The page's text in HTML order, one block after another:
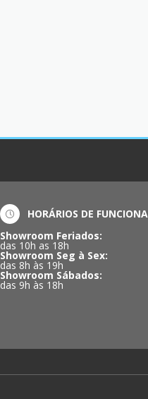
HORÁRIOS DE
Showroom Feriados:
das 10h as 18h
Showroom Seg à Sex:
das 8h às 19h
Showroom Sábados:
das 9h às 18h